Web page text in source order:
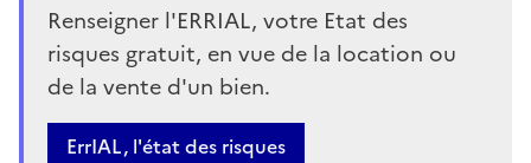
Renseigner l'ERRIAL, votre Etat des
risques gratuit, en vue de la location ou
de la vente d'un bien.
Bouton
ErrIAL, l'état des risques